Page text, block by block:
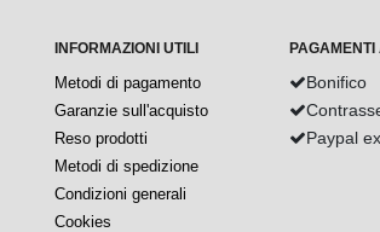
INFORMAZIONI UTILI
Metodi di pagamento
Garanzie sull'acquisto
Reso prodotti
Metodi di spedizione
Condizioni generali
Cookies
PAGAMENTI
Bonifico
Paypal